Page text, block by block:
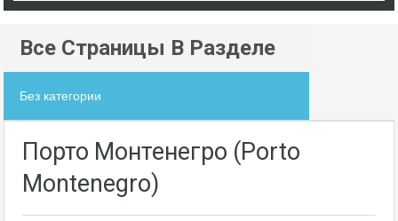
Все Страницы В Разделе
Без категории
Порто Монтенегро (Porto
Montenegro)